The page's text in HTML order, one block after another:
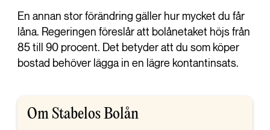
En annan stor förändring gäller hur mycket du får
låna. Regeringen föreslår att bolånetaket höjs från
85 till 90 procent. Det betyder att du som köper
bostad behöver lägga in en lägre kontantinsats.
Om Stabelos Bolån